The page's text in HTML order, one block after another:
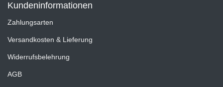
Kundeninformationen
Zahlungsarten
Versandkosten & Lieferung
Widerrufsbelehrung
AGB